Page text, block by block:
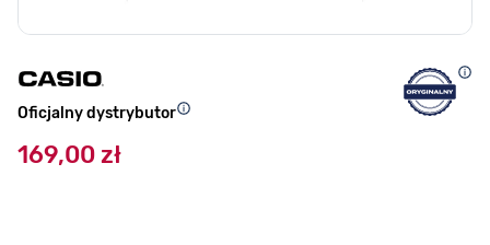
Oficjalny dystrybutor
169,00 zł